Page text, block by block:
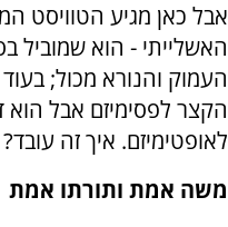
אבל כאן מגיע הטוויסט
האשלייתי - הוא שמוביל
העמוק והנורא מכול;
הקצר לפסימיזם אבל הוא
לאופטימיזם. איך זה עובד?
משה אמת ותורתו אמת